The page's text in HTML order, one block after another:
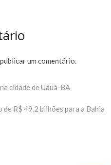
um comentário.
cidade de Uauá-BA
R$ 49,2 bilhões para a Bahia